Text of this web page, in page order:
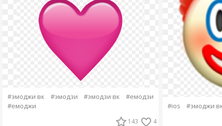
#эмоджи вк #эмодзи #эмодзи вк
#емодзи
#емоджи
143 4
#ios #эмоджи